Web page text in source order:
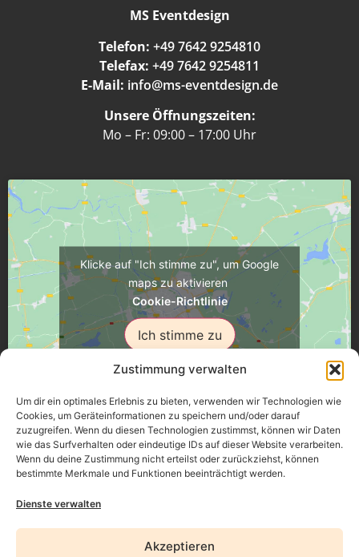
Zustimmung verwalten
Um dir ein optimales Erlebnis zu bieten, verwenden wir Technologien wie
Cookies, um Geräteinformationen zu speichern und/oder darauf
zuzugreifen. Wenn du diesen Technologien zustimmst, können wir Daten
wie das Surfverhalten oder eindeutige IDs auf dieser Website verarbeiten.
Wenn du deine Zustimmung nicht erteilst oder zurückziehst, können
bestimmte Merkmale und Funktionen beeinträchtigt werden.
Dienste verwalten
Akzeptieren
MS Eventdesign
Telefon: +49 7642 9254810
Telefax: +49 7642 9254811
E-Mail: info@ms-eventdesign.de
Unsere Öffnungszeiten:
Mo – Fr: 09:00 – 17:00 Uhr
Klicke auf "Ich stimme zu", um Google
maps zu aktivieren
Cookie-Richtlinie
Ich stimme zu
Üsenberger Strasse 11, 79346 Endingen a.K.
Erklärung zur Barrierefreiheit